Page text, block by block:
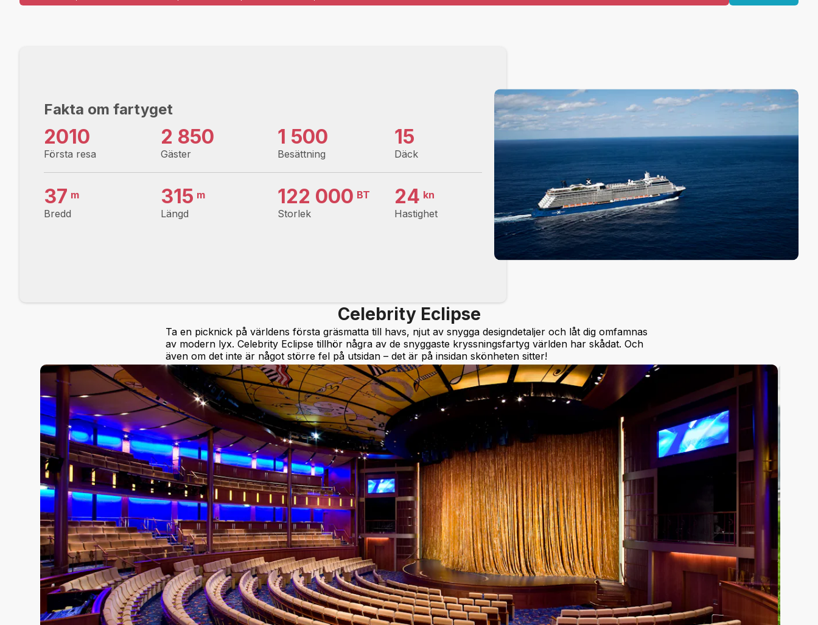
Fakta om fartyget
Första resa
2010
Gäster
2 850
Besättning
1 500
Däck
15
Bredd
37 m
Längd
315 m
Storlek
122 000 BT
Hastighet
24 kn
Celebrity Eclipse
Ta en picknick på världens första gräsmatta till havs, njut av snygga designdetaljer och låt dig omfamnas
av modern lyx. Celebrity Eclipse tillhör några av de snyggaste kryssningsfartyg världen har skådat. Och
även om det inte är något större fel på utsidan – det är på insidan skönheten sitter!